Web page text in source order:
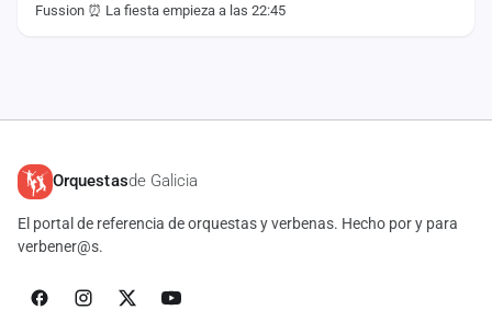
Fussion ⏰ La fiesta empieza a las 22:45
Orquestasde Galicia
El portal de referencia de orquestas y verbenas. Hecho por y para
verbener@s.